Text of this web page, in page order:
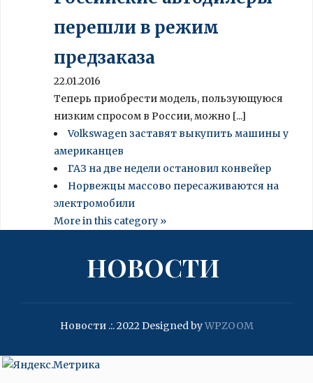
перешли в режим
предзаказа
22.01.2016
Теперь приобрести модель, пользующуюся
низким спросом в России, можно [...]
Volkswagen заставят выкупить машины у
американцев
ГАЗ на две недели остановил конвейер
Норвежцы массово пересаживаются на
электромобили
More in this category »
НОВОСТИ
Новости .:. 2022Designed byWPZOOM